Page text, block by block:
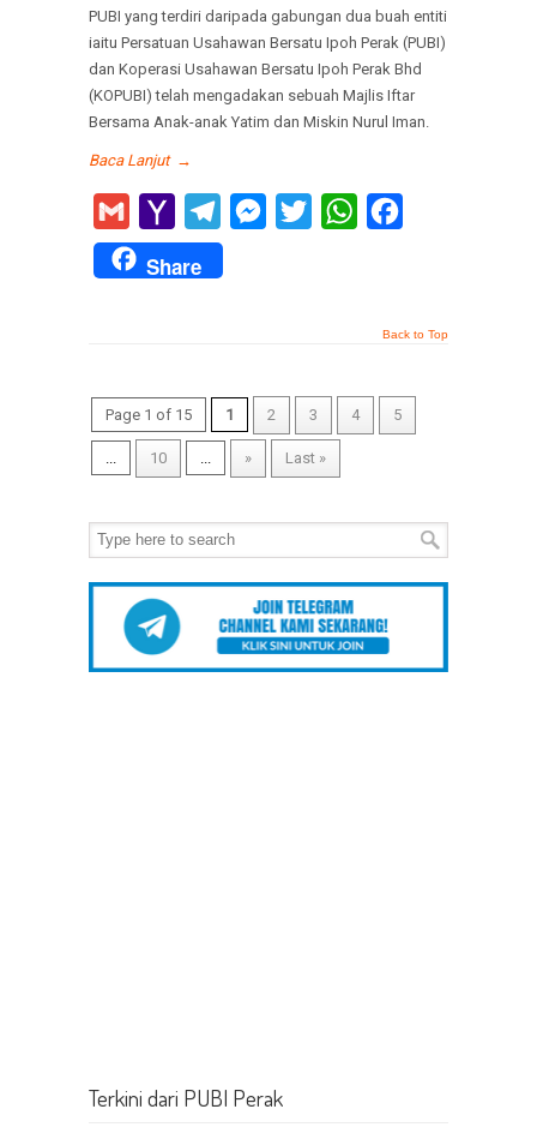
PUBI yang terdiri daripada gabungan dua buah entiti
iaitu Persatuan Usahawan Bersatu Ipoh Perak (PUBI)
dan Koperasi Usahawan Bersatu Ipoh Perak Bhd
(KOPUBI) telah mengadakan sebuah Majlis Iftar
Bersama Anak-anak Yatim dan Miskin Nurul Iman.
Baca Lanjut →
Gmail
Yahoo
Mail
TelegramMessenger
Twitter WhatsApp
Share
Back to Top
Page 1 of 15 1 2 3 4 5
10 » Last »
Terkini dari PUBI Perak